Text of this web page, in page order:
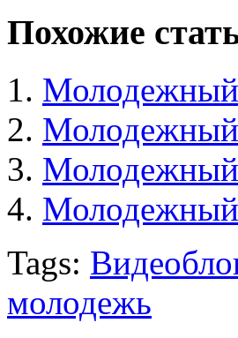
Похожие
Tags:
молодежь